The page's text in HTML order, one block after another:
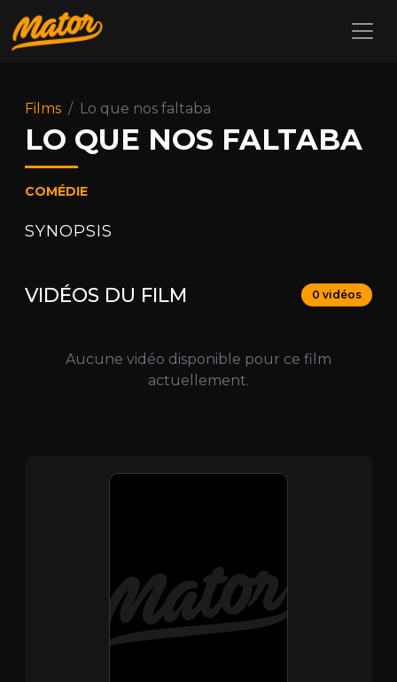
Films Lo que nos faltaba
LO QUE NOS FALTABA
COMÉDIE
SYNOPSIS
VIDÉOS DU FILM 0 vidéos
Aucune vidéo disponible pour ce film
actuellement.